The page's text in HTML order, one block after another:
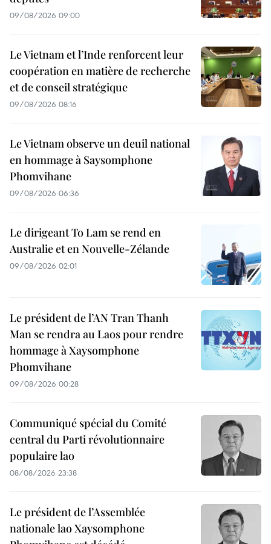
09/08/2026 09:00
Le Vietnam et l’Inde renforcent leur
coopération en matière de recherche
et de conseil stratégique
09/08/2026 08:16
Le Vietnam observe un deuil national
en hommage à Saysomphone
Phomvihane
09/08/2026 06:36
Le dirigeant To Lam se rend en
Australie et en Nouvelle-Zélande
09/08/2026 02:01
Le président de l’AN Tran Thanh
Man se rendra au Laos pour rendre
hommage à Xaysomphone
Phomvihane
09/08/2026 00:28
Communiqué spécial du Comité
central du Parti révolutionnaire
populaire lao
08/08/2026 23:38
Le président de l’Assemblée
nationale lao Xaysomphone